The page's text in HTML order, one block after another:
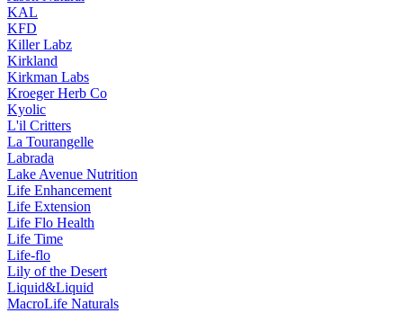
KAL
KFD
Killer Labz
Kirkland
Kirkman Labs
Kroeger Herb Co
Kyolic
L'il Critters
La Tourangelle
Labrada
Lake Avenue Nutrition
Life Enhancement
Life Extension
Life Flo Health
Life Time
Life-flo
Lily of the Desert
Liquid&Liquid
MacroLife Naturals